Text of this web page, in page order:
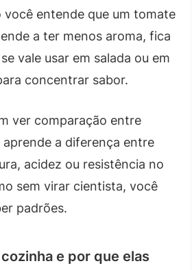
você entende que um tomate
a ter menos aroma, fica
vale usar em salada ou em
concentrar sabor.
ver comparação entre
aprende a diferença entre
acidez ou resistência no
sem virar cientista, você
padrões.
e por que elas